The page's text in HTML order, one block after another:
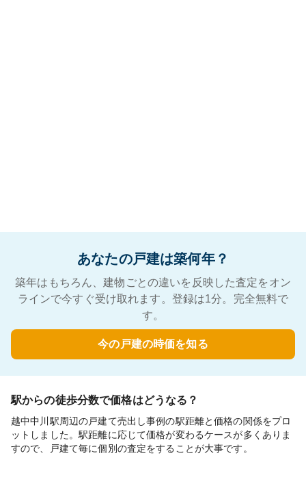
あなたの戸建は築何年？
築年はもちろん、建物ごとの違いを反映した査定をオン
ラインで今すぐ受け取れます。登録は1分。完全無料で
す。
今の戸建の時価を知る
駅からの徒歩分数で価格はどうなる？
越中中川駅周辺の戸建て売出し事例の駅距離と価格の関係をプロ
ットしました。駅距離に応じて価格が変わるケースが多くありま
すので、戸建て毎に個別の査定をすることが大事です。